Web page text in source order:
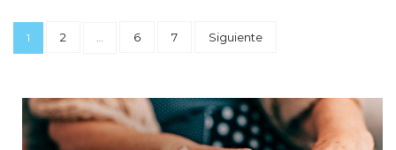
1 2 6 7 Siguiente